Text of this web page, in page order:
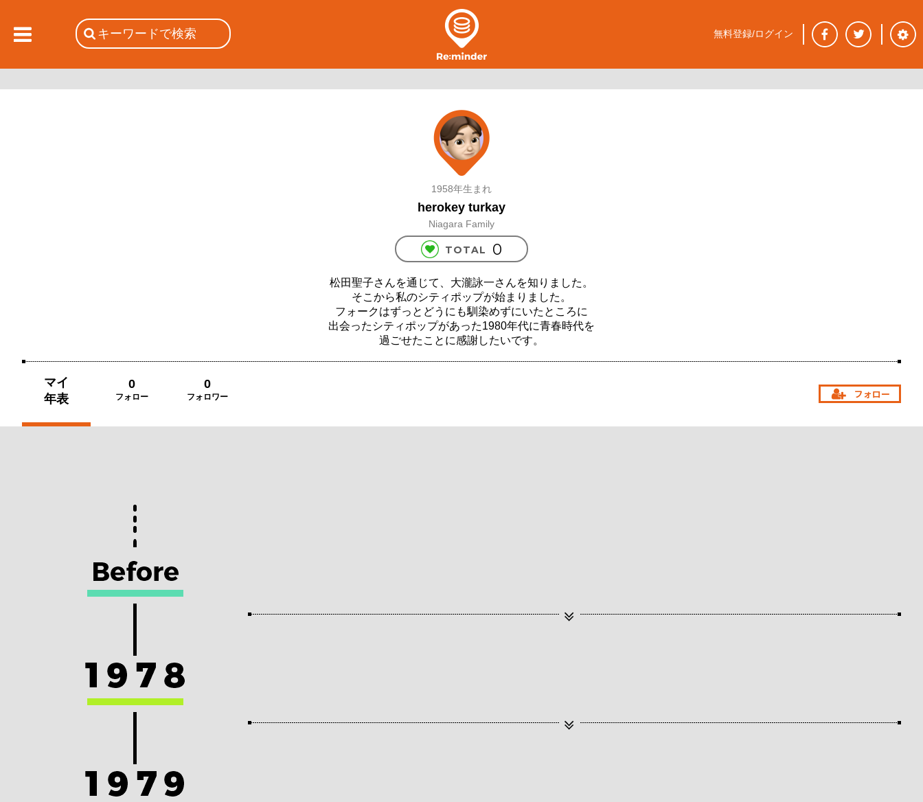
1958年生まれ
herokey turkay
Niagara Family
TOTAL 0
松田聖子さんを通じて、大瀧詠一さんを知りました。
そこから私のシティポップが始まりました。
フォークはずっとどうにも馴染めずにいたところに
出会ったシティポップがあった1980年代に青春時代を
過ごせたことに感謝したいです。
マイ
年表
0
フォロー
0
フォロワー
無料登録/ログイン